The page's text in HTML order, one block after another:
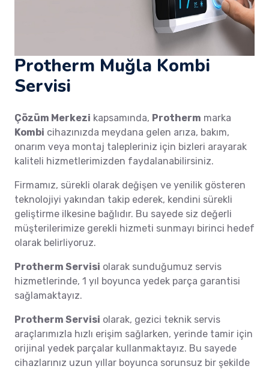
Protherm Muğla Kombi
Servisi
Çözüm Merkezi kapsamında, Protherm marka
Kombi cihazınızda meydana gelen arıza, bakım,
onarım veya montaj talepleriniz için bizleri arayarak
kaliteli hizmetlerimizden faydalanabilirsiniz.
Firmamız, sürekli olarak değişen ve yenilik gösteren
teknolojiyi yakından takip ederek, kendini sürekli
geliştirme ilkesine bağlıdır. Bu sayede siz değerli
müşterilerimize gerekli hizmeti sunmayı birinci hedef
olarak belirliyoruz.
Protherm Servisi olarak sunduğumuz servis
hizmetlerinde, 1 yıl boyunca yedek parça garantisi
sağlamaktayız.
Protherm Servisi olarak, gezici teknik servis
araçlarımızla hızlı erişim sağlarken, yerinde tamir için
orijinal yedek parçalar kullanmaktayız. Bu sayede
cihazlarınız uzun yıllar boyunca sorunsuz bir şekilde